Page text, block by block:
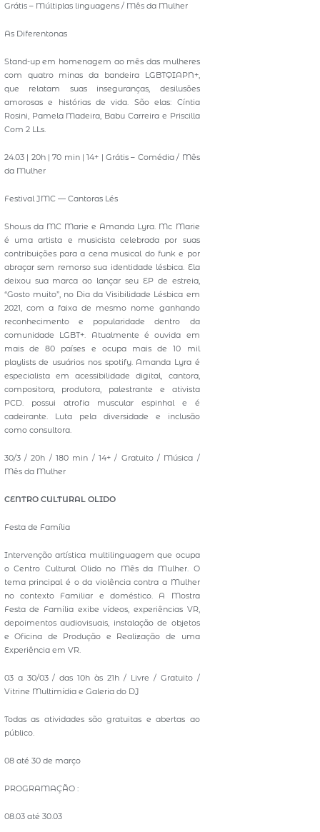
Grátis – Múltiplas linguagens / Mês da Mulher
As Diferentonas
Stand-up em homenagem ao mês das mulheres
com quatro minas da bandeira LGBTQIAPN+,
que relatam suas inseguranças, desilusões
amorosas e histórias de vida. São elas: Cíntia
Rosini, Pamela Madeira, Babu Carreira e Priscilla
Com 2 LLs.
24.03 | 20h | 70 min | 14+ | Grátis – Comédia / Mês
da Mulher
Festival JMC — Cantoras Lés
Shows da MC Marie e Amanda Lyra. Mc Marie
é uma artista e musicista celebrada por suas
contribuições para a cena musical do funk e por
abraçar sem remorso sua identidade lésbica. Ela
deixou sua marca ao lançar seu EP de estreia,
“Gosto muito”, no Dia da Visibilidade Lésbica em
2021, com a faixa de mesmo nome ganhando
reconhecimento e popularidade dentro da
comunidade LGBT+. Atualmente é ouvida em
mais de 80 países e ocupa mais de 10 mil
playlists de usuários nos spotify. Amanda Lyra é
especialista em acessibilidade digital, cantora,
compositora, produtora, palestrante e ativista
PCD. possui atrofia muscular espinhal e é
cadeirante. Luta pela diversidade e inclusão
como consultora.
30/3 / 20h / 180 min / 14+ / Gratuito / Música /
Mês da Mulher
CENTRO CULTURAL OLIDO
Festa de Família
Intervenção artística multilinguagem que ocupa
o Centro Cultural Olido no Mês da Mulher. O
tema principal é o da violência contra a Mulher
no contexto Familiar e doméstico. A Mostra
Festa de Família exibe vídeos, experiências VR,
depoimentos audiovisuais, instalação de objetos
e Oficina de Produção e Realização de uma
Experiência em VR.
03 a 30/03 / das 10h às 21h / Livre / Gratuito /
Vitrine Multimídia e Galeria do DJ
Todas as atividades são gratuitas e abertas ao
público.
08 até 30 de março
PROGRAMAÇÃO :
08.03 até 30.03